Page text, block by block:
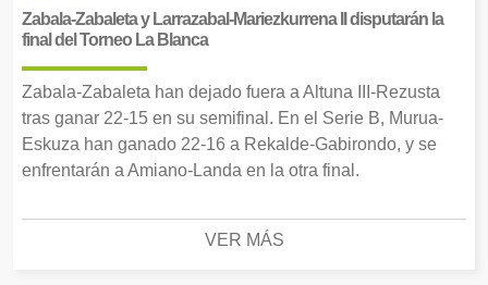
Zabala-Zabaleta y Larrazabal-Mariezkurrena II disputarán la
final del Torneo La Blanca
Zabala-Zabaleta han dejado fuera a Altuna III-Rezusta
tras ganar 22-15 en su semifinal. En el Serie B, Murua-
Eskuza han ganado 22-16 a Rekalde-Gabirondo, y se
enfrentarán a Amiano-Landa en la otra final.
VER MÁS